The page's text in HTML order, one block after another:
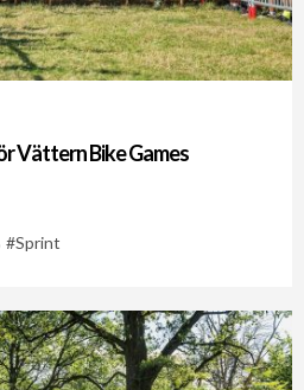
Vättern Bike Games
Sprint